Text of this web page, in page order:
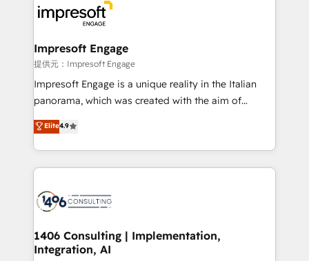
business with HubSpot? Let Cebra’s experts help
you grow faster, smarter, and with impact.
and—most importantly—simple. That’s why we lean
into bold ideas and shape them into thoughtful
products and strategies that actually make a
difference.
Impresoft Engage
提供元：Impresoft Engage
Impresoft Engage is a unique reality in the Italian
panorama, which was created with the aim of
putting Customer Experience at the center by
creating digital environments capable of integrating
people, processes and data. We offer the best
digital solutions on the market, ranging from CRM
marketing automation to online and offline sales
allowing companies to optimize processes and meet
the needs of the customer. We are part of Impresoft
Elite4.9
1406 Consulting | Implementation,
Integration, AI